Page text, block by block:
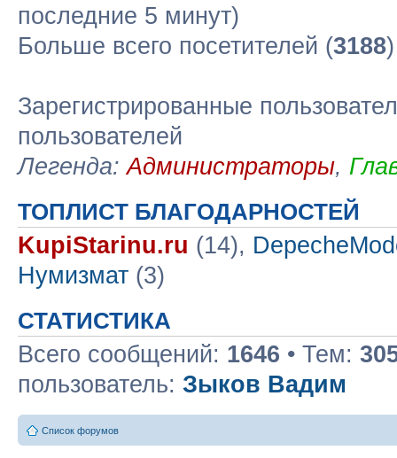
последние 5 минут)
Больше всего посетителей (3188
Зарегистрированные
пользователей
Легенда:Администраторы,
ТОПЛИСТ БЛАГОДАРНОСТЕЙ
KupiStarinu.ru (14),
Нумизмат (3)
СТАТИСТИКА
Всего сообщений: 1646 • Тем:
пользователь: Зыков Вадим
Список форумов